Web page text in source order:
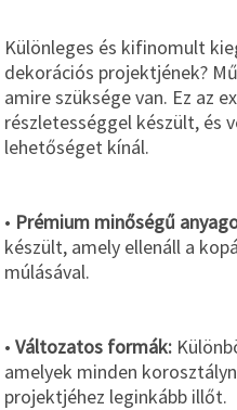
Különleges és kifinomult
dekorációs projektjének?
amire szüksége van. Ez az
részletességgel készült, és
lehetőséget kínál.
• Prémium minőségű
készült, amely ellenáll a
múlásával.
• Változatos formák:
amelyek minden
projektjéhez leginkább illőt.